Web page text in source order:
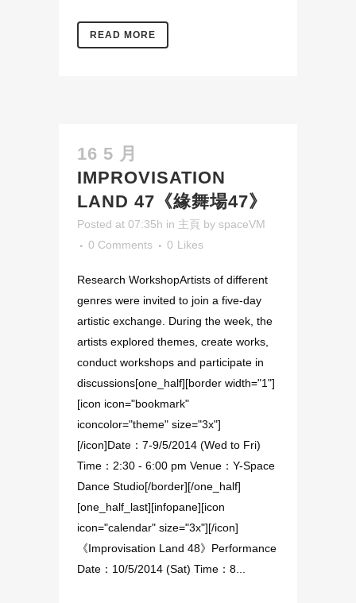
READ MORE
16 5 月
IMPROVISATION
LAND 47《緣舞場47》
Posted at 07:35h in 主頁 by spaceVM
0 Comments
0 Likes
Research WorkshopArtists of different
genres were invited to join a five-day
artistic exchange. During the week, the
artists explored themes, create works,
conduct workshops and participate in
discussions[one_half][border width="1"]
[icon icon="bookmark"
iconcolor="theme" size="3x"]
[/icon]Date：7-9/5/2014 (Wed to Fri)
Time：2:30 - 6:00 pm Venue：Y-Space
Dance Studio[/border][/one_half]
[one_half_last][infopane][icon
icon="calendar" size="3x"][/icon]
《Improvisation Land 48》Performance
Date：10/5/2014 (Sat) Time：8...